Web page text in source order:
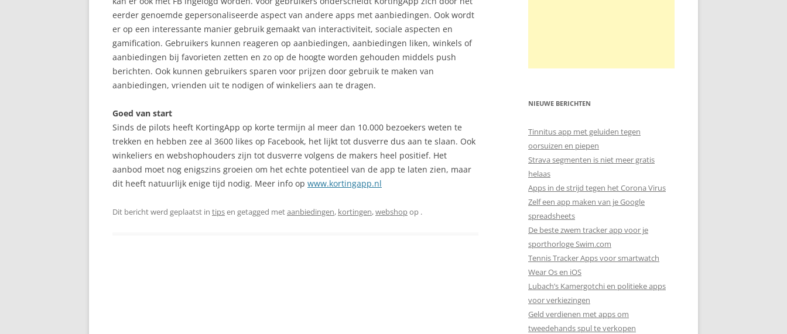
eerder genoemde gepersonaliseerde aspect van andere apps met aanbiedingen. Ook wordt
er op een interessante manier gebruik gemaakt van interactiviteit, sociale aspecten en
gamification. Gebruikers kunnen reageren op aanbiedingen, aanbiedingen liken, winkels of
aanbiedingen bij favorieten zetten en zo op de hoogte worden gehouden middels push
berichten. Ook kunnen gebruikers sparen voor prijzen door gebruik te maken van
aanbiedingen, vrienden uit te nodigen of winkeliers aan te dragen.
Goed van start
Sinds de pilots heeft KortingApp op korte termijn al meer dan 10.000 bezoekers weten te
trekken en hebben zee al 3600 likes op Facebook, het lijkt tot dusverre dus aan te slaan. Ook
winkeliers en webshophouders zijn tot dusverre volgens de makers heel positief. Het
aanbod moet nog enigszins groeien om het echte potentieel van de app te laten zien, maar
dit heeft natuurlijk enige tijd nodig. Meer info op www.kortingapp.nl
Dit bericht werd geplaatst in tipsen getagged metaanbiedingen, kortingen,webshopop .
NIEUWE BERICHTEN
Tinnitus app met geluiden tegen
oorsuizen en piepen
Strava segmenten is niet meer gratis
helaas
Apps in de strijd tegen het Corona Virus
Zelf een app maken van je Google
spreadsheets
De beste zwem tracker app voor je
sporthorloge Swim.com
Tennis Tracker Apps voor smartwatch
Wear Os en iOS
Lubach’s Kamergotchi en politieke apps
voor verkiezingen
Geld verdienen met apps om
tweedehands spul te verkopen